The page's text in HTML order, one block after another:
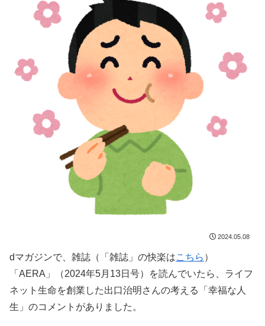
2024.05.08
dマガジンで、雑誌（「雑誌」の快楽はこちら ）
「AERA」（2024年5月13日号）を読んでいたら、ライフ
ネット生命を創業した出口治明さんの考える「幸福な人
生」のコメントがありました。